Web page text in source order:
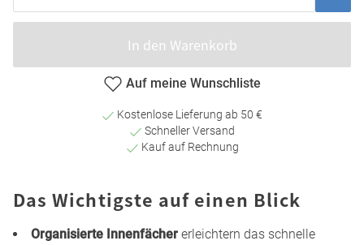
In den Warenkorb
Auf meine Wunschliste
Kostenlose Lieferung ab 50 €
Schneller Versand
Kauf auf Rechnung
Das Wichtigste auf einen Blick
Organisierte Innenfächer erleichtern das schnelle